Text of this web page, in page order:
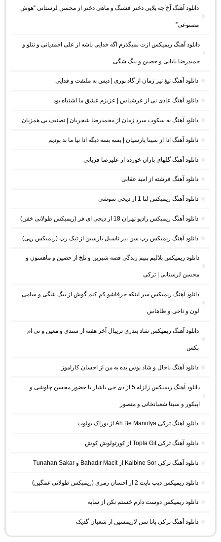
دانلود آهنگ آخ چه بلایی دختر قشنگ و ماهی دختر از محسن لرستانی “هوش
مصنوعی”
دانلود آهنگ ریمیکس ازت نمیگذرم اگه خدایی باشه از علی احمدیانی و تتلو و
حمیدرضا بابایی و حصین و بیگ شگی
دانلود آهنگ تیغ تیز زمان از گاد پوری | دیس به ملتفت و فدایی
دانلود آهنگ عادی نی از عرشیاس | عزیزم عشق ما اشتباه بود
دانلود آهنگ به سکوت سرد زمان از محمدرضا شجریان | تصنیف بی همزبان
دانلود آهنگ ادا از سینا پارسیان | بسه بسه دیگه ادا نیا ما بد بودیم
دانلود آهنگ گلهای باران خورده از علیرضا قربانی
دانلود آهنگ فرشته از امید عقابی
دانلود آهنگ ریمیکس لنا 1 از دیجی سوشی
دانلود آهنگ ریمیکس رادیو تهران 18 از دیجی ای فر (ریمیکس طولانی خفن)
دانلود آهنگ ریمیکس رپ سن بیر ناسیل یارسین از تیک رپ (ریمیکس رپی)
دانلود ریمیکس بلالیم بنیم زندگی قصه شیرین و تلخ از حصین و ماهسون و
محسن لرستانی | ترکی
دانلود آهنگ ریمیکس سر اینکه حرفاشو کم کنم گوش از بیگ شگی و سامی
لون و ناجی و طاهاس
دانلود آهنگ ریمیکس شاد بندری تریبال آخر هفته از سندی و معین و تی ام
بکس
دانلود آهنگ باحال و شاد بوس بده به من از احسان کاراموز
دانلود آهنگ ریمیکس زلزله 5 از دی جی یاشار با حضور محسن چاوشی و
اپیکور و سینا شعبانخانی و منصور
دانلود آهنگ ترکی Ah Be Manolya از بوراک بولوت
دانلود آهنگ ترکی Topla Git از کورتولوش کوش
دانلود آهنگ ترکی Kalbine Sor از Bahadır Macit و Tunahan Sakar
دانلود ریمیکس دیپ نایت 2 از احسان رمزی (ریمیکس طولانی غمگین)
دانلود ریمیکس دوست دارم خستم نکن از سایه
دانلود آهنگ ترکی بانا سن لازیمسین از شعبان گدیک